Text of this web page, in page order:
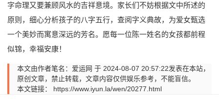
字命理又要兼顾风水的吉祥意境。家长们不妨根据文中所述的
原则，细心分析孩子的八字五行，查阅字义典故，为爱女甄选
一个美妙而寓意深远的芳名。愿每一位陈一姓名的女孩都前程
似锦，幸福安康！
本文由作者笔名：爱运网 于 2024-08-07 20:57:22发表在本站，
原创文章，禁止转载，文章内容仅供娱乐参考，不能盲信。
本文链接： https://www.iyun.la/wen/20277.html